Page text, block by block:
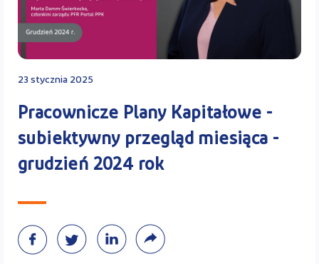
Kontakt
23 stycznia 2025
Pracownicze Plany Kapitałowe -
subiektywny przegląd miesiąca -
grudzień 2024 rok